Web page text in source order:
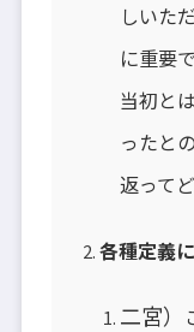
しいた
に重要
当初と
ったと
返って
各種定義
二宮）